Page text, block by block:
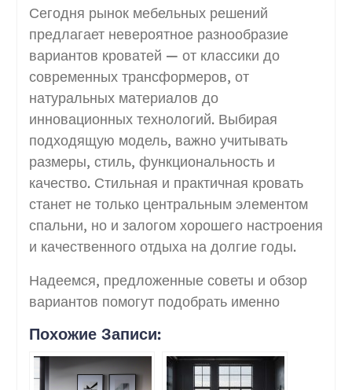
Сегодня рынок мебельных решений
предлагает невероятное разнообразие
вариантов кроватей — от классики до
современных трансформеров, от
натуральных материалов до
инновационных технологий. Выбирая
подходящую модель, важно учитывать
размеры, стиль, функциональность и
качество. Стильная и практичная кровать
станет не только центральным элементом
спальни, но и залогом хорошего настроения
и качественного отдыха на долгие годы.
Надеемся, предложенные советы и обзор
вариантов помогут подобрать именно
Похожие Записи: